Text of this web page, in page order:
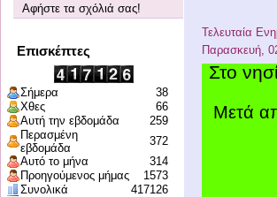
Αφήστε τα σχόλιά σας!
Επισκέπτες
Σήμερα
38
Χθες
66
Αυτή την εβδομάδα
259
Περασμένη
εβδομάδα
372
Αυτό το μήνα
314
Προηγούμενος μήμας
1573
Συνολικά
417126
Τελευταία
Παρασκευή,
Στο
Μετά